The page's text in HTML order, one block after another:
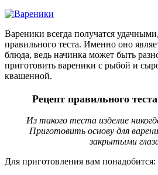
Вареники всегда получатся
правильного теста. Именно оно
блюда, ведь начинка может быть
приготовить вареники с рыбой и
квашенной.
Рецепт правильного
Из такого теста изделие
Приготовить основу для
закрытыми
Для приготовления вам понадобится: